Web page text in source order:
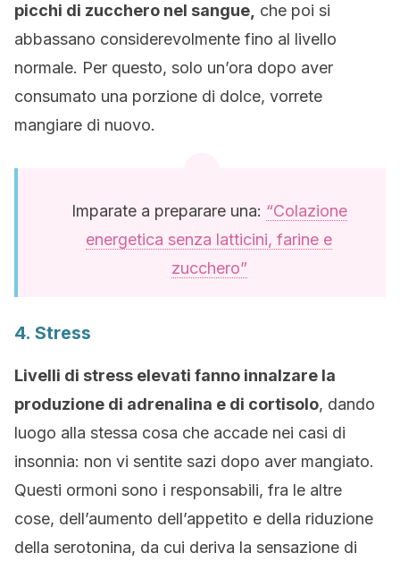
picchi di zucchero nel sangue, che poi si
abbassano considerevolmente fino al livello
normale. Per questo, solo un’ora dopo aver
consumato una porzione di dolce, vorrete
mangiare di nuovo.
Imparate a preparare una: “Colazione
energetica senza latticini, farine e
zucchero”
4. Stress
Livelli di stress elevati fanno innalzare la
produzione di adrenalina e di cortisolo, dando
luogo alla stessa cosa che accade nei casi di
insonnia: non vi sentite sazi dopo aver mangiato.
Questi ormoni sono i responsabili, fra le altre
cose, dell’aumento dell’appetito e della riduzione
della serotonina, da cui deriva la sensazione di